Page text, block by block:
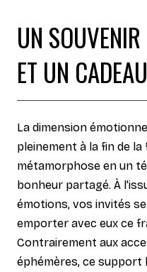
UN
ET UN
La dimension
pleinement à la fin de
métamorphose en un
bonheur partagé. À
émotions, vos invités
emporter avec eux ce
Contrairement aux
éphémères, ce support